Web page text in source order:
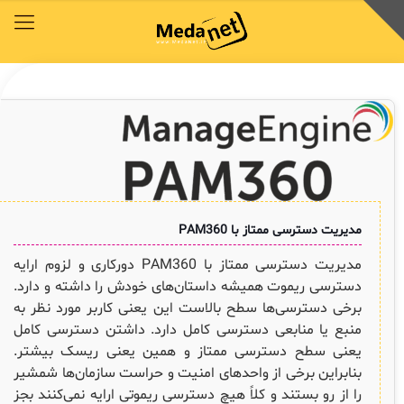
مدیریت دسترسی ممتاز با PAM360
مدیریت دسترسی ممتاز با PAM360 دورکاری و لزوم ارایه
دسترسی ریموت همیشه داستان‌های خودش را داشته و دارد.
برخی دسترسی‌ها سطح بالاست این یعنی کاربر مورد نظر به
منبع یا منابعی دسترسی کامل دارد. داشتن دسترسی کامل
یعنی سطح دسترسی ممتاز و همین یعنی ریسک بیشتر.
بنابراین برخی از واحدهای امنیت و حراست سازمان‌ها شمشیر
را از رو بستند و کلاً هیچ دسترسی ریموتی ارایه نمی‌کنند بجز
محصولات
محصولات
دسترسی سریع به زیرمجموعه‌های همین منو
◈
سرویس دسک پلاس فارسی
سرویس دسک پلاس ابری
پلاگین‌های سرویس دسک پلاس
کازیو
راهکارهای سازمانی
راهکارهای سازمانی
دسترسی سریع به زیرمجموعه‌های همین منو
◈
COBIT
ITIL
ISO/IEC 20000
راهکارهای مدیریتی فناوری اطلاعات برای مراکز آموزشی و دانشگاه‌ها
کتابخانه دیجیتالی
کتابخانه دیجیتالی
دسترسی سریع به زیرمجموعه‌های همین منو
◈
مقایسه راهکارهای محبوب
چیستان
اصطلاحات و تعاریف مرتبط با ITIL4
لیست کامل 34 تمرین ITIL4
آکادمی مدانت
آکادمی مدانت
دسترسی سریع به زیرمجموعه‌های همین منو
◈
وبینار رایگان ITSM , ESM
ثبت‌نام در دوره‌های آموزشی تخصصی
توافق‌نامه‌ها
توافق‌نامه‌ها
دسترسی سریع به زیرمجموعه‌های همین منو
◈
توافقنامه خدمات
برنامه‌ی همکاری در فروش مدانت و توافقنامه بازاریابی